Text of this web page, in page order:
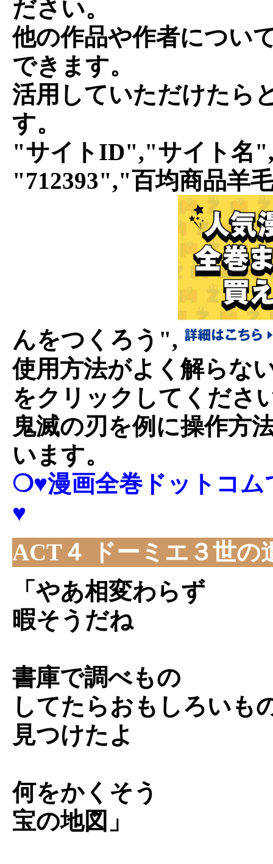
ださい。
他の作品や作者につい
できます。
活用していただけたら
す。
"サイトID","サイト名
"712393","百均商品羊
んをつくろう",
使用方法がよく解らな
をクリックしてくださ
鬼滅の刃を例に操作方
います。
❍♥漫画全巻ドットコム
♥
ACT４ ドーミエ３世の
「やあ相変わらず
暇そうだね
書庫で調べもの
してたらおもしろいも
見つけたよ
何をかくそう
宝の地図」